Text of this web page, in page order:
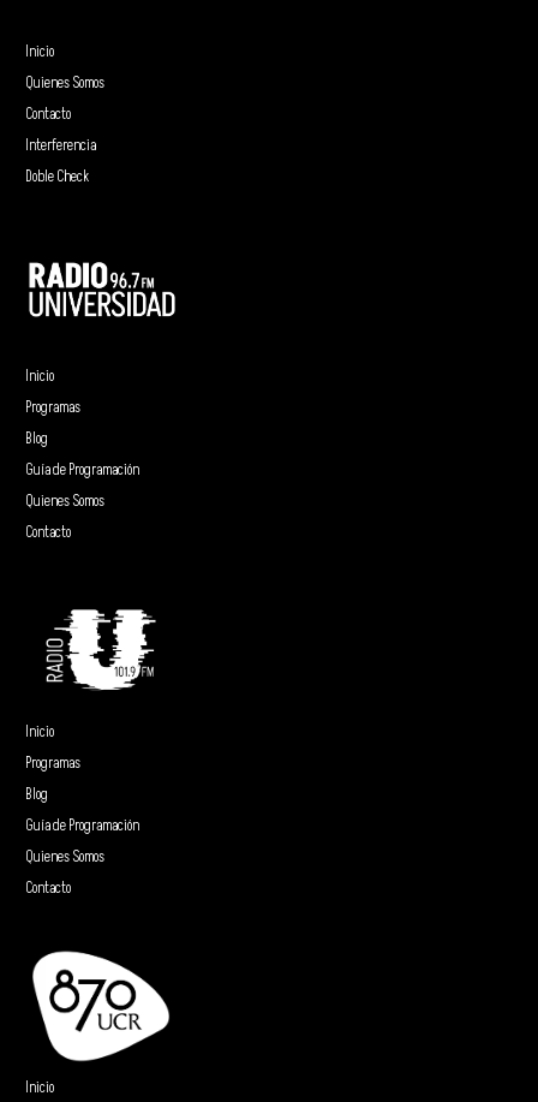
Inicio
Quienes Somos
Contacto
Interferencia
Doble Check
Inicio
Programas
Blog
Guía de Programación
Quienes Somos
Contacto
Inicio
Programas
Blog
Guía de Programación
Quienes Somos
Contacto
Inicio